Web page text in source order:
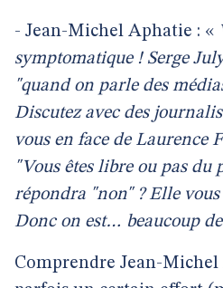
- Jean-Michel Aphatie : «
symptomatique ! Serge
"quand on parle des
Discutez avec des
vous en face de Laurence
"Vous êtes libre ou pas du
répondra "non" ? Elle
Donc on est… beaucoup
Comprendre Jean-